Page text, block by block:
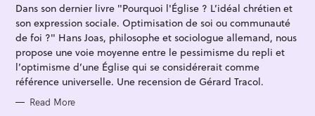
O
I
E
S
Dans son dernier livre "Pourquoi l'Église ? L’idéal chrétien et
son expression sociale. Optimisation de soi ou communauté
de foi ?" Hans Joas, philosophe et sociologue allemand, nous
propose une voie moyenne entre le pessimisme du repli et
l’optimisme d’une Église qui se considérerait comme
référence universelle. Une recension de Gérard Tracol.
Read More